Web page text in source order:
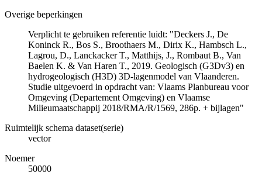
Overige beperkingen
Verplicht te gebruiken referentie luidt: "Deckers J., De
Koninck R., Bos S., Broothaers M., Dirix K., Hambsch L.,
Lagrou, D., Lanckacker T., Matthijs, J., Rombaut B., Van
Baelen K. & Van Haren T., 2019. Geologisch (G3Dv3) en
hydrogeologisch (H3D) 3D-lagenmodel van Vlaanderen.
Studie uitgevoerd in opdracht van: Vlaams Planbureau voor
Omgeving (Departement Omgeving) en Vlaamse
Milieumaatschappij 2018/RMA/R/1569, 286p. + bijlagen"
Ruimtelijk schema dataset(serie)
vector
Noemer
50000